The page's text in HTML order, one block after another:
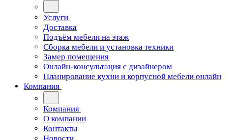
Услуги
Доставка
Подъём мебели на этаж
Сборка мебели и установка техники
Замер помещения
Онлайн-консультация с дизайнером
Планирование кухни и корпусной мебели онлайн
Компания
Компания
О компании
Контакты